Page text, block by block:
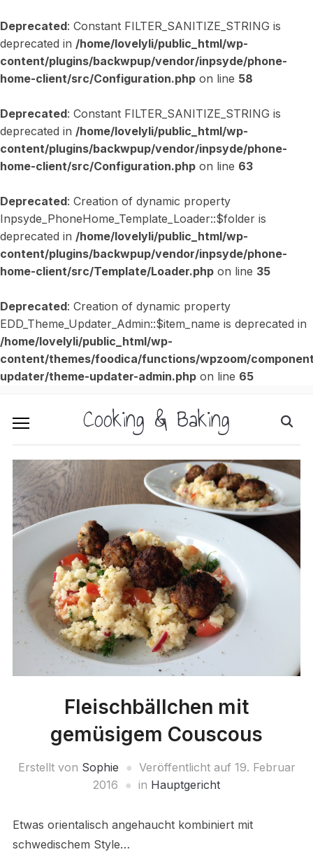
Deprecated: Constant FILTER_SANITIZE_STRING is
deprecated in /home/lovelyli/public_html/wp-
content/plugins/backwpup/vendor/inpsyde/phone-
home-client/src/Configuration.php on line 58
Deprecated: Constant FILTER_SANITIZE_STRING is
deprecated in /home/lovelyli/public_html/wp-
content/plugins/backwpup/vendor/inpsyde/phone-
home-client/src/Configuration.php on line 63
Deprecated: Creation of dynamic property
Inpsyde_PhoneHome_Template_Loader::$folder is
deprecated in /home/lovelyli/public_html/wp-
content/plugins/backwpup/vendor/inpsyde/phone-
home-client/src/Template/Loader.php on line 35
Deprecated: Creation of dynamic property
EDD_Theme_Updater_Admin::$item_name is deprecated in
/home/lovelyli/public_html/wp-
content/themes/foodica/functions/wpzoom/
updater/theme-updater-admin.php on line 65
Cooking & Baking
Fleischbällchen mit
gemüsigem Couscous
Erstellt von Sophie Veröffentlicht auf 19. Februar
2016
in Hauptgericht
Etwas orientalisch angehaucht kombiniert mit
schwedischem Style…